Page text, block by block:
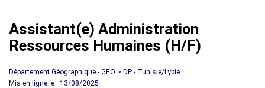
Assistant(e) Administration
Ressources Humaines (H/F)
Département Géographique - GEO > DP - Tunisie/Lybie
Mis en ligne le : 13/08/2025